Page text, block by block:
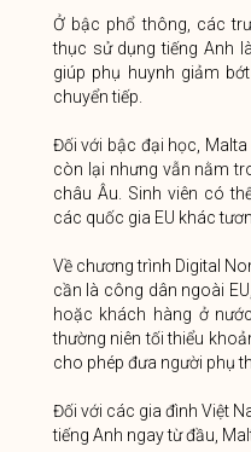
Ở bậc phổ thông, các
thục sử dụng tiếng Anh
giúp phụ huynh giảm
chuyển tiếp.
Đối với bậc đại học,
còn lại nhưng vẫn nằm
châu Âu. Sinh viên có
các quốc gia EU khác
Về chương trình Digital
cần là công dân ngoài
hoặc khách hàng ở
thường niên tối thiểu
cho phép đưa người phụ
Đối với các gia đình Việt
tiếng Anh ngay từ đầu,